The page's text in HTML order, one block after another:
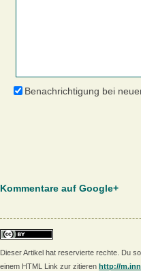
Benachrichtigung bei
Kommentare auf Google+
Dieser Artikel hat reservierte rechte. Du
einem HTML Link zur zitieren http://